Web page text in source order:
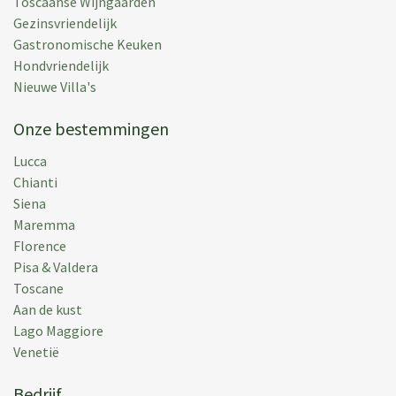
Geplaats: 08 jul 2024
Vakantieperiode:
O M. (France)
Belle piscine et 2 agréables endroits pour manger
dehors. Cuisine bien équipée (Beautiful swimming
pool and two enjoyable sites where to eat outside.
Well-equipped kitchen)
Geplaats:
Vakantieperiode:
Gezinsvriendelijk
Gastronomische Keuken
Hondvriendelijk
Nieuwe Villa's
Onze bestemmingen
Lucca
Chianti
Siena
Maremma
Florence
Pisa & Valdera
Toscane
Aan de kust
Lago Maggiore
Venetië